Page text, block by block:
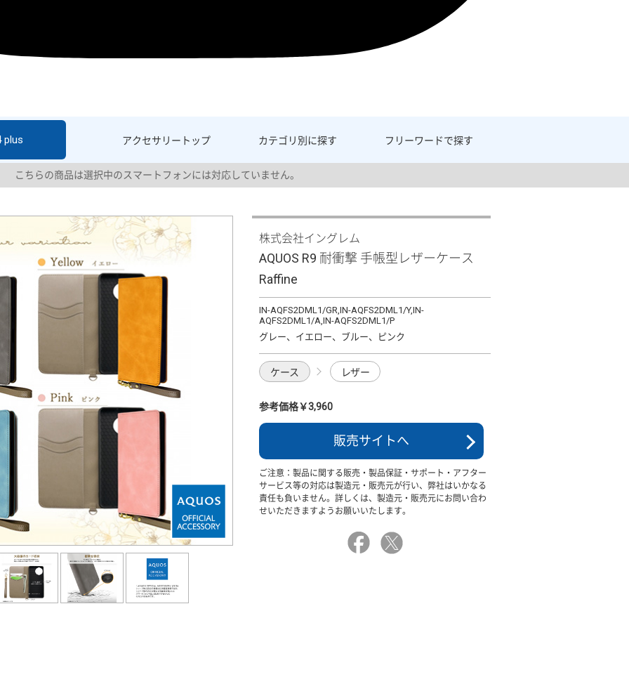
アクセサリー トップ カテゴリ別に探す フリーワードで探す
plus
こちらの商品は選択中のスマートフォンには対応していません。
株式会社イングレム
AQUOS R9 耐衝撃 手帳型レザーケース
Raffine
IN-AQFS2DML1/GR,IN-AQFS2DML1/Y,IN-
AQFS2DML1/A,IN-AQFS2DML1/P
グレー、イエロー、ブルー、ピンク
ケース レザー
参考価格￥3,960
販売サイトへ
ご注意：製品に関する販売・製品保証・サポート・アフター
サービス等の対応は製造元・販売元が行い、弊社はいかなる
責任も負いません。詳しくは、製造元・販売元にお問い合わ
せいただきますようお願いいたします。